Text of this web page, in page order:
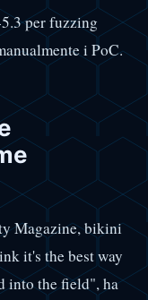
per fuzzing
i PoC.
Magazine, bikini
it's the best way
into the field", ha